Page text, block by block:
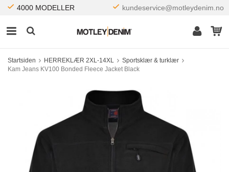
4000 MODELLER kundeservice@motleydenim.no
Startsiden HERREKLÆR 2XL-14XL
Sportsklær & turklær
Kam Jeans KV100 Bonded Fleece Jacket Black